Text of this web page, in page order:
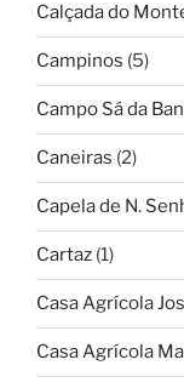
Calçada do
Campinos (5)
Campo Sá da
Caneiras (2)
Capela de N.
Cartaz (1)
Casa Agrícola
Casa Agrícola